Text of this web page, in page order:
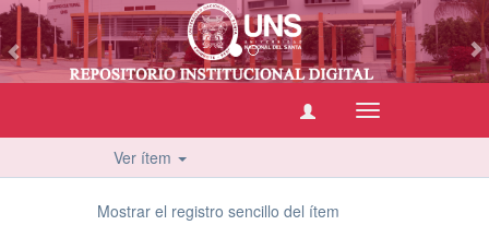
Cambiar
navegación
Ver ítem
Mostrar el registro sencillo del ítem